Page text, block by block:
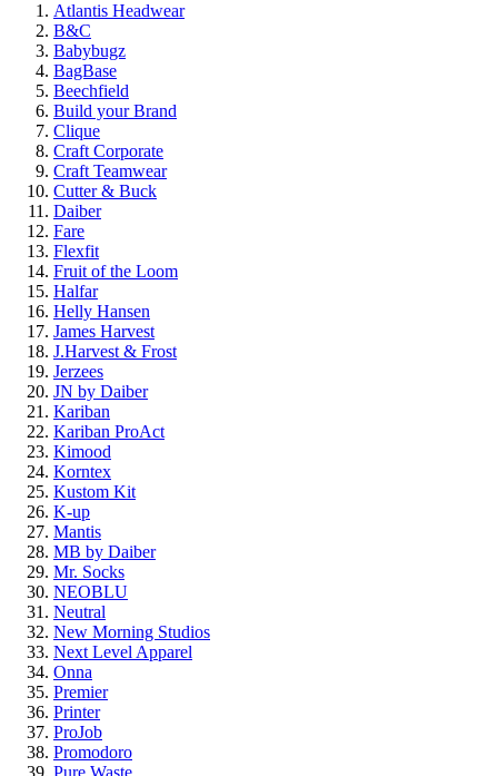
Atlantis Headwear
B&C
Babybugz
BagBase
Beechfield
Build your Brand
Clique
Craft Corporate
Craft Teamwear
Cutter & Buck
Daiber
Fare
Flexfit
Fruit of the Loom
Halfar
Helly Hansen
James Harvest
J.Harvest & Frost
Jerzees
JN by Daiber
Kariban
Kariban ProAct
Kimood
Korntex
Kustom Kit
K-up
Mantis
MB by Daiber
Mr. Socks
NEOBLU
Neutral
New Morning Studios
Next Level Apparel
Onna
Premier
Printer
ProJob
Promodoro
Pure Waste